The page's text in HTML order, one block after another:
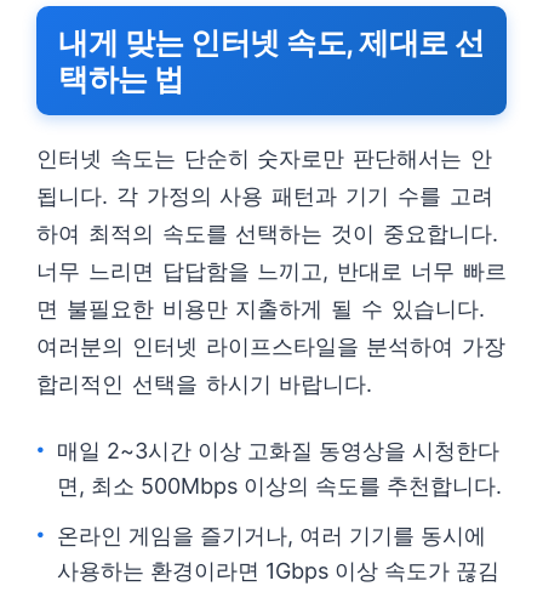
내게 맞는 인터넷 속도, 제대로 선
택하는 법
인터넷 속도는 단순히 숫자로만 판단해서는 안
됩니다. 각 가정의 사용 패턴과 기기 수를 고려
하여 최적의 속도를 선택하는 것이 중요합니다.
너무 느리면 답답함을 느끼고, 반대로 너무 빠르
면 불필요한 비용만 지출하게 될 수 있습니다.
여러분의 인터넷 라이프스타일을 분석하여 가장
합리적인 선택을 하시기 바랍니다.
매일 2~3시간 이상 고화질 동영상을 시청한다
면, 최소 500Mbps 이상의 속도를 추천합니다.
온라인 게임을 즐기거나, 여러 기기를 동시에
사용하는 환경이라면 1Gbps 이상 속도가 끊김